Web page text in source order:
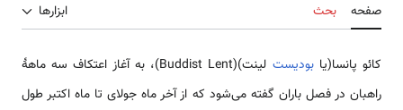
صفحه بحث ابزارها
کائو پانسا(یابودیست
لینت)(Buddist Lent)، به آغاز اعتکاف سه ماههٔ
راهبان در فصل باران گفته می‌شود که از آخر ماه جولای تا ماه اکتبر طول